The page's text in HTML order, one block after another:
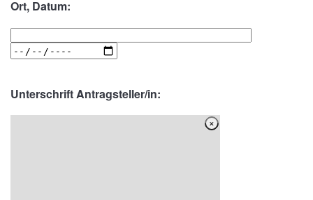
Ort, Datum:
Unterschrift Antragsteller/in: